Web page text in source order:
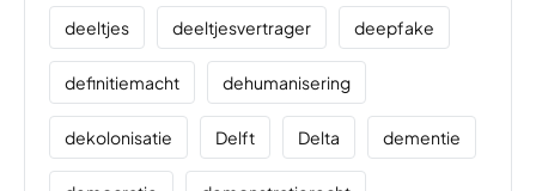
deeltjes deeltjesvertrager deepfake
definitiemacht dehumanisering
dekolonisatie Delft Delta dementie